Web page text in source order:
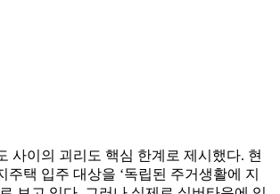
사이의 괴리도 핵심 한계로 제시했다. 현
주택 입주 대상을 ‘독립된 주거생활에 지